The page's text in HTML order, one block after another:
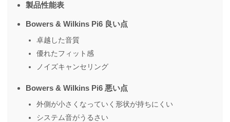
製品性能表
Bowers & Wilkins Pi6 良い点
卓越した音質
優れたフィット感
ノイズキャンセリング
Bowers & Wilkins Pi6 悪い点
外側が小さくなっていく形状が持ちにくい
システム音がうるさい